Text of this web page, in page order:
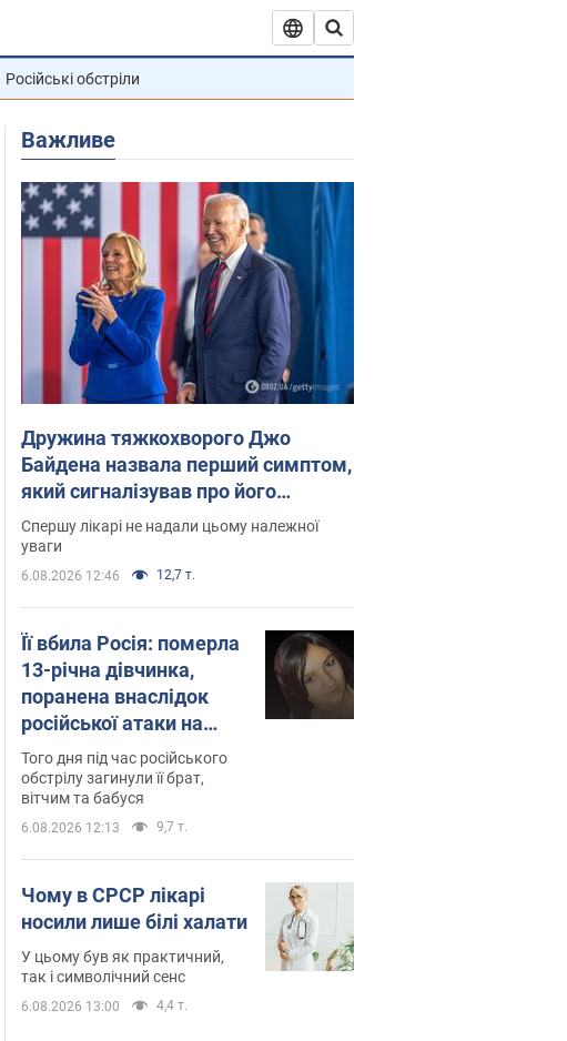
Російські обстріли
Важливе
Дружина тяжкохворого Джо
Байдена назвала перший симптом,
який сигналізував про його
"агресивний" рак
Спершу лікарі не надали цьому належної
уваги
6.08.2026 12:46 12,7 т.
Її вбила Росія: померла
13-річна дівчинка,
поранена внаслідок
російської атаки на
Сумщину. Фото
Того дня під час російського
обстрілу загинули її брат,
вітчим та бабуся
6.08.2026 12:13 9,7 т.
Чому в СРСР лікарі
носили лише білі халати
У цьому був як практичний,
так і символічний сенс
6.08.2026 13:00 4,4 т.